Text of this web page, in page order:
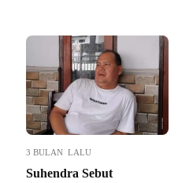
3 BULAN LALU
Suhendra Sebut